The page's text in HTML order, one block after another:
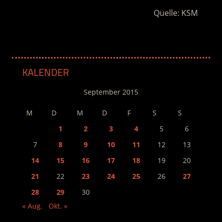
Quelle: KSM
KALENDER
September 2015
M D M D F S
S
1
2 3 4 5
6
7
8 9 10 11 12
13
14
15 16 17 18 19
20
21
22 23 24 25 26
27
28
29
30
« Aug.
Okt. »